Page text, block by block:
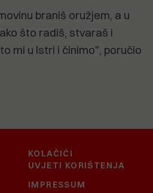
braniš oružjem, a u
što radiš, stvaraš i
mi u Istri i činimo", poručio
KOLAČIĆI
UVJETI KORIŠTENJA
IMPRESSUM